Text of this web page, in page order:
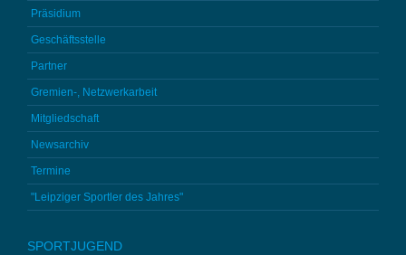
Präsidium
Geschäftsstelle
Partner
Gremien-, Netzwerkarbeit
Mitgliedschaft
Newsarchiv
Termine
"Leipziger Sportler des Jahres"
SPORTJUGEND